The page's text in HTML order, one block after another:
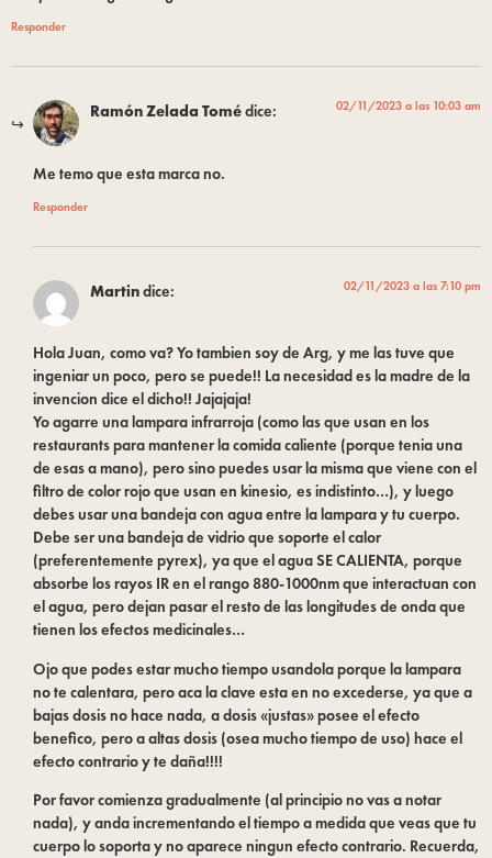
Responder
Ramón Zelada Tomédice: 02/11/2023 a las 10:03 am
Me temo que esta marca no.
Responder
Martindice: 02/11/2023 a las 7:10 pm
Hola Juan, como va? Yo tambien soy de Arg, y me las tuve que
ingeniar un poco, pero se puede!! La necesidad es la madre de la
invencion dice el dicho!! Jajajaja!
Yo agarre una lampara infrarroja (como las que usan en los
restaurants para mantener la comida caliente (porque tenia una
de esas a mano), pero sino puedes usar la misma que viene con el
filtro de color rojo que usan en kinesio, es indistinto…), y luego
debes usar una bandeja con agua entre la lampara y tu cuerpo.
Debe ser una bandeja de vidrio que soporte el calor
(preferentemente pyrex), ya que el agua SE CALIENTA, porque
absorbe los rayos IR en el rango 880-1000nm que interactuan con
el agua, pero dejan pasar el resto de las longitudes de onda que
tienen los efectos medicinales…
Ojo que podes estar mucho tiempo usandola porque la lampara
no te calentara, pero aca la clave esta en no excederse, ya que a
bajas dosis no hace nada, a dosis «justas» posee el efecto
benefico, pero a altas dosis (osea mucho tiempo de uso) hace el
efecto contrario y te daña!!!!
Por favor comienza gradualmente (al principio no vas a notar
nada), y anda incrementando el tiempo a medida que veas que tu
cuerpo lo soporta y no aparece ningun efecto contrario. Recuerda,